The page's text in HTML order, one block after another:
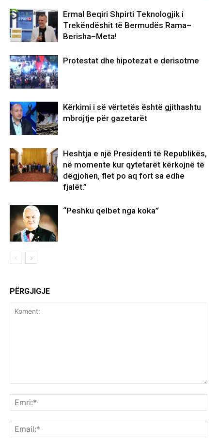
Ermal Beqiri Shpirti Teknologjik i
Trekëndëshit të Bermudës Rama–
Berisha–Meta!
Protestat dhe hipotezat e derisotme
Kërkimi i së vërtetës është gjithashtu
mbrojtje për gazetarët
Heshtja e një Presidenti të Republikës,
në momente kur qytetarët kërkojnë të
dëgjohen, flet po aq fort sa edhe
fjalët.”
“Peshku qelbet nga koka”
PËRGJIGJE